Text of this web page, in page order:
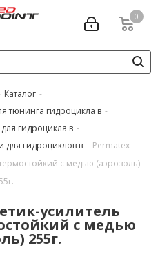
0
Каталог -
тюнинга гидроцикла в -
гидроцикла в -
для гидроциклов в - Permatex
с медью (аэрозоль)
усилитель
с медью
255г.